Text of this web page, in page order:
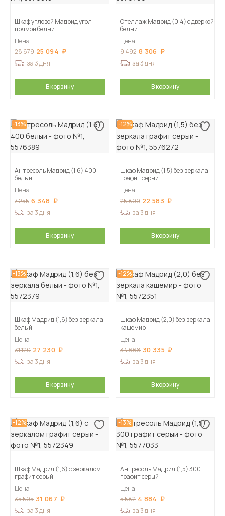
Шкаф угловой Мадрид угол
прямой белый
Цена
28 679 25 094
за 3 дня
В корзину
Стеллаж Мадрид (0,4) с дверкой
белый
Цена
9 492 8 306
за 3 дня
В корзину
-13%
Антресоль Мадрид (1,6) 400
белый
Цена
7 255 6 348
за 3 дня
В корзину
-12%
Шкаф Мадрид (1,5) без зеркала
графит серый
Цена
25 809 22 583
за 3 дня
В корзину
-13%
Шкаф Мадрид (1,6) без зеркала
белый
Цена
31 120 27 230
за 3 дня
В корзину
-12%
Шкаф Мадрид (2,0) без зеркала
кашемир
Цена
34 668 30 335
за 3 дня
В корзину
-12%
Шкаф Мадрид (1,6) с зеркалом
графит серый
Цена
35 505 31 067
за 3 дня
-13%
Антресоль Мадрид (1,5) 300
графит серый
Цена
5 582 4 884
за 3 дня